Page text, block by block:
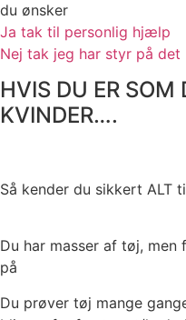
du ønsker
Ja tak til personlig hjælp
Nej tak jeg har styr på det
HVIS DU ER SOM
KVINDER….
Så kender du sikkert ALT
Du har masser af tøj,
på
Du prøver tøj mange